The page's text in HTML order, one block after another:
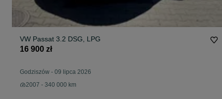
VW Passat 3.2 DSG, LPG
16 900 zł
Godziszów - 09 lipca 2026
2007 - 340 000 km